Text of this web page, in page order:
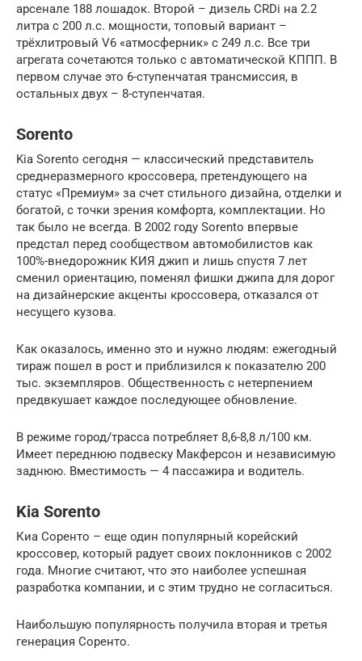
арсенале 188 лошадок. Второй – дизель CRDi на 2.2
литра с 200 л.с. мощности, топовый вариант –
трёхлитровый V6 «атмосферник» с 249 л.с. Все три
агрегата сочетаются только с автоматической КППП. В
первом случае это 6-ступенчатая трансмиссия, в
остальных двух – 8-ступенчатая.
Sorento
Kia Sorento сегодня — классический представитель
среднеразмерного кроссовера, претендующего на
статус «Премиум» за счет стильного дизайна, отделки и
богатой, с точки зрения комфорта, комплектации. Но
так было не всегда. В 2002 году Sorento впервые
предстал перед сообществом автомобилистов как
100%-внедорожник КИЯ джип и лишь спустя 7 лет
сменил ориентацию, поменял фишки джипа для дорог
на дизайнерские акценты кроссовера, отказался от
несущего кузова.
Как оказалось, именно это и нужно людям: ежегодный
тираж пошел в рост и приблизился к показателю 200
тыс. экземпляров. Общественность с нетерпением
предвкушает каждое последующее обновление.
В режиме город/трасса потребляет 8,6-8,8 л/100 км.
Имеет переднюю подвеску Макферсон и независимую
заднюю. Вместимость — 4 пассажира и водитель.
Kia Sorento
Киа Соренто – еще один популярный корейский
кроссовер, который радует своих поклонников с 2002
года. Многие считают, что это наиболее успешная
разработка компании, и с этим трудно не согласиться.
Наибольшую популярность получила вторая и третья
генерация Соренто.